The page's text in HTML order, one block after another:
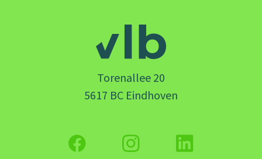
Torenallee 20
5617 BC Eindhoven